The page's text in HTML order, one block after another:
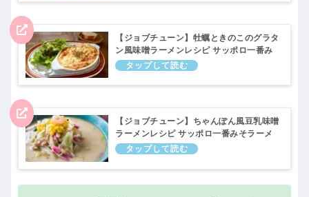
【ジョブチューン】牡蠣ときのこのグラタ
ン風味噌ラーメンレシピ サッポロ一番み
そラーメンアレンジバトル｜11月26日
【ジョブチューン】ちゃんぽん風豆乳味噌
ラーメンレシピ サッポロ一番みそラーメ
ンアレンジバトル｜11月26日